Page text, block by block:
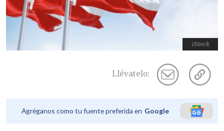
iStock
Llévatelo:
Agréganos como tu fuente preferida en Google